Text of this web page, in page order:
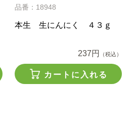
品番：18948
本生 生にんにく ４３ｇ
237円 （税込）
カートに入れる